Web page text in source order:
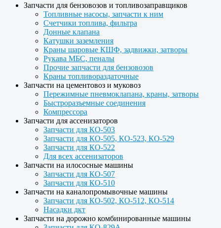
Запчасти для бензовозов и топливозаправщиков
Топливные насосы, запчасти к ним
Счетчики топлива, фильтра
Донные клапана
Катушки заземления
Краны шаровые КШФ, задвижки, затворы
Рукава МБС, пеналы
Прочие запчасти для бензовозов
Краны топливораздаточные
Запчасти на цементовоз и муковоз
Пережимные пневмоклапана, краны, затворы
Быстроразъемные соединения
Компрессора
Запчасти для ассенизаторов
Запчасти для КО-503
Запчасти для КО-505, КО-523, КО-529
Запчасти для КО-522
Для всех ассенизаторов
Запчасти на илососные машины
Запчасти для КО-507
Запчасти для КО-510
Запчасти на каналопромывочные машины
Запчасти для КО-502, КО-512, КО-514
Насадки дкт
Запчасти на дорожно комбинированные машины